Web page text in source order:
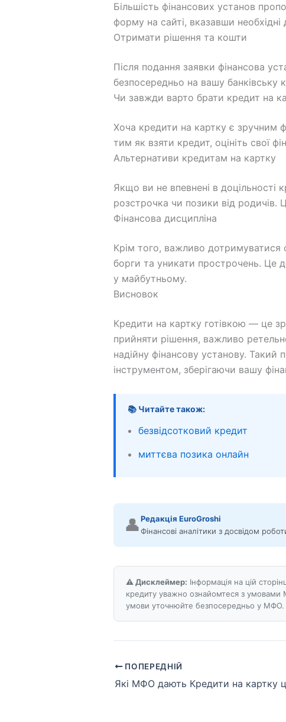
Більшість фінансових установ
форму на сайті, вказавши
Отримати рішення та кошти
Після подання заявки фінансова
безпосередньо на вашу банківську
Чи завжди варто брати кредит на
Хоча кредити на картку є зручним
тим як взяти кредит, оцініть свої
Альтернативи кредитам на картку
Якщо ви не впевнені в доцільності
розстрочка чи позики від родичів.
Фінансова дисципліна
Крім того, важливо дотримуватися
борги та уникати прострочень. Це
у майбутньому.
Висновок
Кредити на картку готівкою — це
прийняти рішення, важливо
надійну фінансову установу.
інструментом, зберігаючи вашу
📚 Читайте також:
безвідсотковий кредит
миттєва позика онлайн
👤Редакція EuroGroshi
Фінансові аналітики з досвідом
⚠️ Дисклеймер: Інформація на цій
кредиту уважно ознайомтеся з
умови уточнюйте безпосередньо у МФО.
ПОПЕРЕДНІЙ